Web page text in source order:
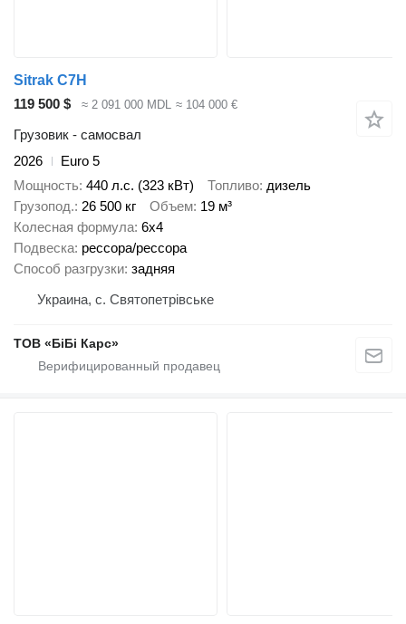
Sitrak C7H
119 500 $
≈ 2 091 000 MDL ≈ 104 000 €
Грузовик - самосвал
2026
Euro 5
Мощность 440 л.с. (323 кВт) Топливо дизель
Грузопод. 26 500 кг Объем 19 м³
Колесная формула 6x4
Подвеска рессора/рессора
Способ разгрузки задняя
Украина, с. Святопетрівське
ТОВ «БіБі Карс»